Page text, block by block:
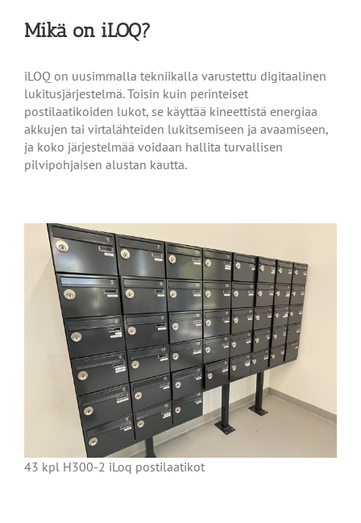
Mikä on iLOQ?
iLOQ on uusimmalla tekniikalla varustettu digitaalinen
lukitusjärjestelmä. Toisin kuin perinteiset
postilaatikoiden lukot, se käyttää kineettistä energiaa
akkujen tai virtalähteiden lukitsemiseen ja avaamiseen,
ja koko järjestelmää voidaan hallita turvallisen
pilvipohjaisen alustan kautta.
43 kpl H300-2 iLoq postilaatikot